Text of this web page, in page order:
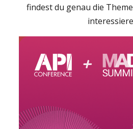
findest du genau die